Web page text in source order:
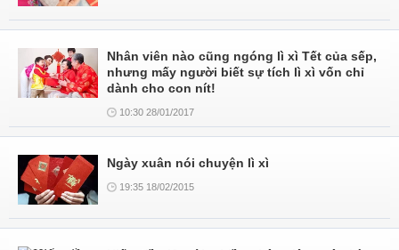
Nhân viên nào cũng ngóng lì xì Tết của sếp,
nhưng mấy người biết sự tích lì xì vốn chỉ
dành cho con nít!
10:30 28/01/2017
Ngày xuân nói chuyện lì xì
19:35 18/02/2015